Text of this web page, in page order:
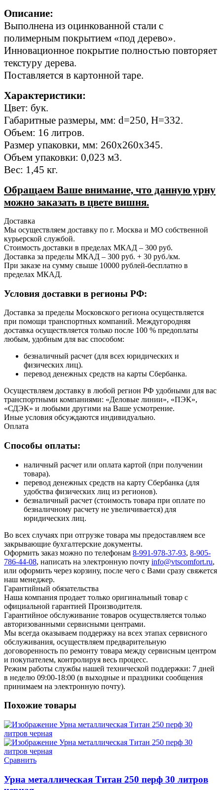
Описание:
Выполнена из оцинкованной стали с
полимерным покрытием «под дерево».
Инновационное покрытие полностью повторяет
текстуру дерева.
Поставляется в картонной таре.
Характеристики:
Цвет: бук.
Габаритные размеры, мм: d=250, H=332.
Объем: 16 литров.
Размер упаковки, мм: 260х260х345.
Объем упаковки: 0,023 м3.
Вес: 1,45 кг.
Обращаем Ваше внимание, что данную урну
можно заказать в цвете вишня.
Доставка
Мы осуществляем доставку по г. Москва и МО собственной
курьерской службой.
Стоимость доставки в пределах МКАД – 300 руб.
Доставка за пределы МКАД – 300 руб. + 30 руб./км.
При заказе на сумму свыше 10000 рублей-бесплатно в
пределах МКАД.
Условия доставки в регионы РФ:
Доставка за пределы Московского региона осуществляется
при помощи транспортных компаний. Междугородняя
доставка осуществляется только после 100 % предоплаты
любым, удобным для вас способом:
безналичный расчет (для всех юридических и
физических лиц).
перевод денежных средств на карты Сбербанка.
Осуществляем доставку в любой регион РФ удобными для вас
транспортными компаниями: «Деловые линии», «ПЭК»,
«СДЭК» и любыми другими на Ваше усмотрение.
Иные условия обсуждаются индивидуально.
Оплата
Способы оплаты:
наличный расчет или оплата картой (при получении
товара).
перевод денежных средств на карту Сбербанка (для
удобства физических лиц из регионов).
безналичный расчет (стоимость товара при оплате по
безналичному расчету не увеличивается) для
юридических лиц.
Во всех случаях при отгрузке товара мы предоставляем все
закрывающие бухгалтерские документы.
Оформить заказ можно по телефонам 8-991-978-37-93, 8-905-
786-44-08, написать на электронную почту info@vtscomfort.ru,
или оформить через корзину, после чего с Вами сразу свяжется
наш менеджер.
Гарантийный обязательства
Наша компания продает только оригинальный товар с
официальной гарантией Производителя.
Гарантийное обслуживание товаров осуществляется только
авторизованными сервисными центрами.
Мы всегда оказываем поддержку на всех этапах сервисного
обслуживания, осуществляем предварительную
договоренность по ремонту товара между сервисным центром
и покупателем, контролируя весь процесс.
Режим работы службы нашей технической поддержки: 7 дней
в неделю 09:00-18:00 (в выходные и праздники сообщения
принимаем на электронную почту).
Похожие товары
Сравнить
Урна металлическая Титан 250 перф 30 литров